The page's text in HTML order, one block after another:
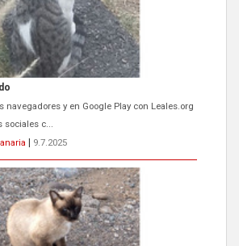
navegadores y en Google Play con Leales.org
sociales c...
9.7.2025